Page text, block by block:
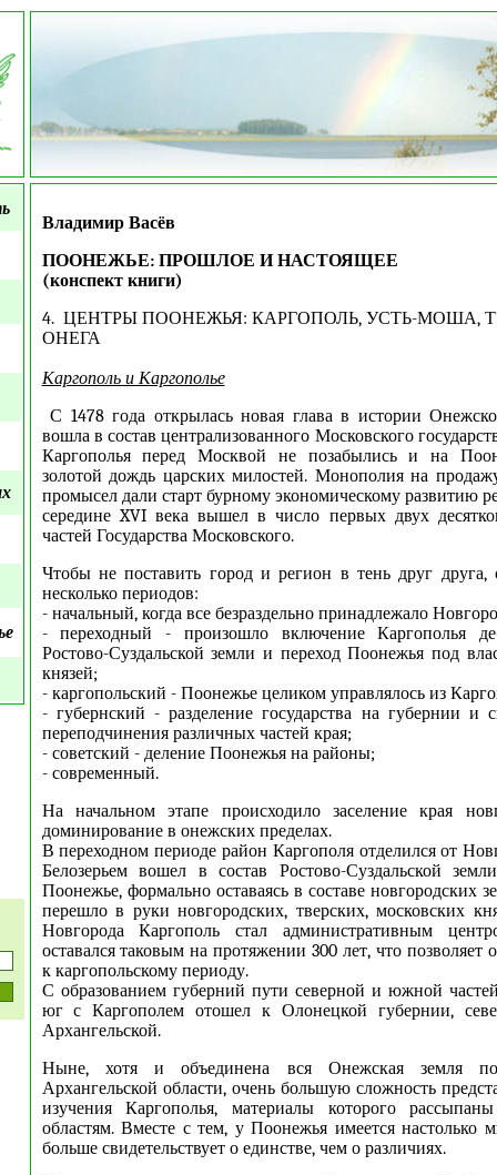
Владимир Васёв
ПООНЕЖЬЕ: ПРОШЛОЕ И НАСТОЯЩЕЕ
(конспект книги)
4. ЦЕНТРЫ ПООНЕЖЬЯ: КАРГОПОЛЬ, УСТЬ-МОША,
ОНЕГА
Каргополь и Каргополье
С 1478 года открылась новая глава в истории
вошла в состав централизованного Московского
Каргополья перед Москвой не позабылись и на
золотой дождь царских милостей. Монополия на
промысел дали старт бурному экономическому развитию
середине XVI века вышел в число первых двух
частей Государства Московского.
Чтобы не поставить город и регион в тень друг друга,
несколько периодов:
- начальный, когда все безраздельно принадлежало
- переходный - произошло включение Каргополья
Ростово-Суздальской земли и переход Поонежья под
князей;
- каргопольский - Поонежье целиком управлялось из
- губернский - разделение государства на губернии и
переподчинения различных частей края;
- советский - деление Поонежья на районы;
- современный.
На начальном этапе происходило заселение края
доминирование в онежских пределах.
В переходном периоде район Каргополя отделился от
Белозерьем вошел в состав Ростово-Суздальской
Поонежье, формально оставаясь в составе новгородских
перешло в руки новгородских, тверских, московских
Новгорода Каргополь стал административным
оставался таковым на протяжении 300 лет, что позволяет
к каргопольскому периоду.
С образованием губерний пути северной и южной
юг с Каргополем отошел к Олонецкой губернии,
Архангельской.
Ныне, хотя и объединена вся Онежская земля
Архангельской области, очень большую сложность
изучения Каргополья, материалы которого
областям. Вместе с тем, у Поонежья имеется настолько
больше свидетельствует о единстве, чем о различиях.